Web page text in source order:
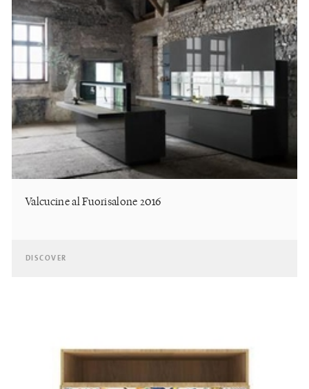
Valcucine al Fuorisalone 2016
DISCOVER